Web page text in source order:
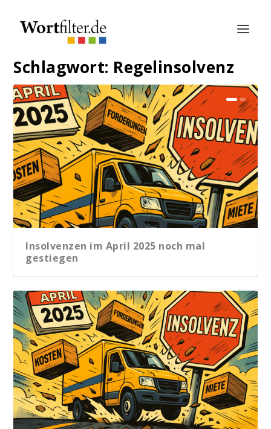
Schlagwort: Regelinsolvenz
Insolvenzen im April 2025 noch mal
gestiegen